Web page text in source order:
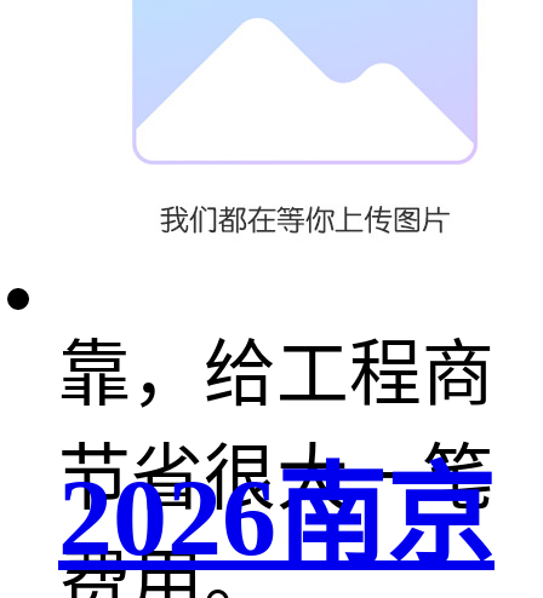
货，因为我
们，技术指导
靠，给工程商
节省很大一笔
2026南京